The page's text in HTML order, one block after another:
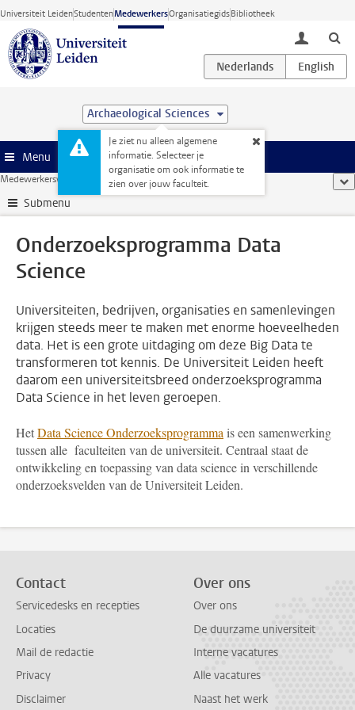
Ga direct naar de inhoud
Universiteit LeidenStudentenMedewerkersOrganisatiegidsBibliotheek
toggle
Archaeological Sciences
Je ziet nu alleen algemene
informatie. Selecteer je
organisatie om ook informatie te
zien over jouw faculteit.
Menu
Medewerkerswebsite Onderzoeksprogramma Data Science
Submenu
Onderzoeksprogramma Data
Science
Universiteiten, bedrijven, organisaties en samenlevingen
krijgen steeds meer te maken met enorme hoeveelheden
data. Het is een grote uitdaging om deze Big Data te
transformeren tot kennis. De Universiteit Leiden heeft
daarom een universiteitsbreed onderzoeksprogramma
Data Science in het leven geroepen.
HetData Science Onderzoeksprogramma is een samenwerking
tussen alle faculteiten van de universiteit. Centraal staat de
ontwikkeling en toepassing van data science in verschillende
onderzoeksvelden van de Universiteit Leiden.
Contact
Servicedesks en recepties
Locaties
Mail de redactie
Privacy
Disclaimer
Over ons
Over ons
De duurzame universiteit
Interne vacatures
Alle vacatures
Naast het werk